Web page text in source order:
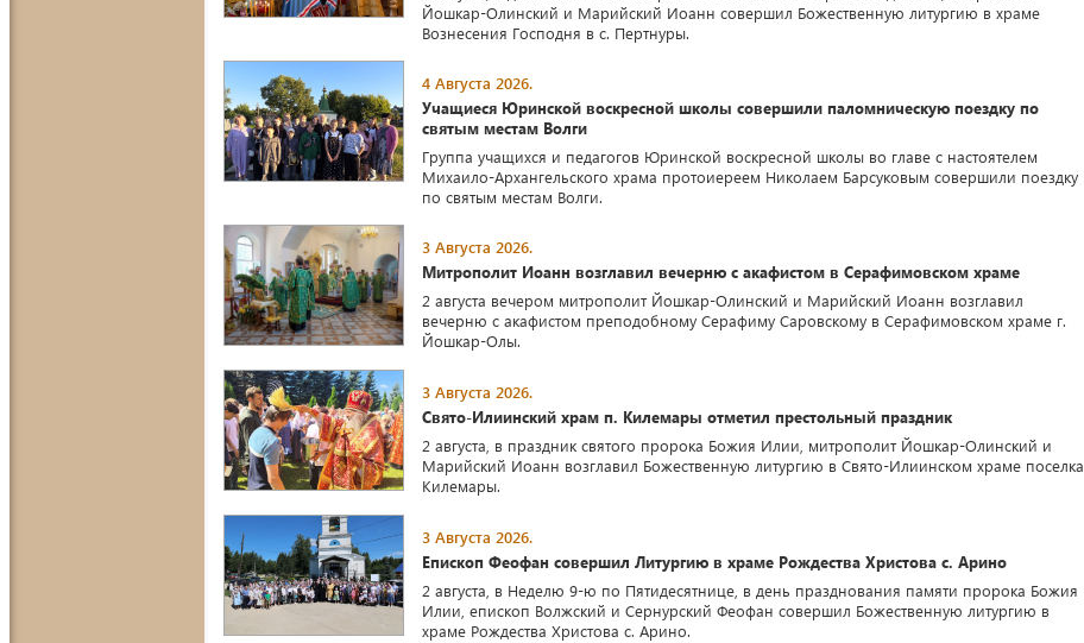
Йошкар-Олинский и Марийский Иоанн совершил Божественную литургию в храме
Вознесения Господня в с. Пертнуры.
4 Августа 2026.
Учащиеся Юринской воскресной школы совершили паломническую поездку по
святым местам Волги
Группа учащихся и педагогов Юринской воскресной школы во главе с настоятелем
Михаило-Архангельского храма протоиереем Николаем Барсуковым совершили поездку
по святым местам Волги.
3 Августа 2026.
Митрополит Иоанн возглавил вечерню с акафистом в Серафимовском храме
2 августа вечером митрополит Йошкар-Олинский и Марийский Иоанн возглавил
вечерню с акафистом преподобному Серафиму Саровскому в Серафимовском храме г.
Йошкар-Олы.
3 Августа 2026.
Свято-Илиинский храм п. Килемары отметил престольный праздник
2 августа, в праздник святого пророка Божия Илии, митрополит Йошкар-Олинский и
Марийский Иоанн возглавил Божественную литургию в Свято-Илиинском храме поселка
Килемары.
3 Августа 2026.
Епископ Феофан совершил Литургию в храме Рождества Христова с. Арино
2 августа, в Неделю 9-ю по Пятидесятнице, в день празднования памяти пророка Божия
Илии, епископ Волжский и Сернурский Феофан совершил Божественную литургию в
храме Рождества Христова с. Арино.